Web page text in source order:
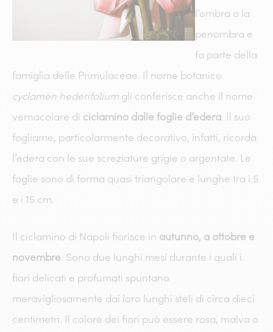
l’ombra o la
penombra e
fa parte della
famiglia delle Primulaceae. Il nome botanico
cyclamen hederifolium gli conferisce anche il nome
vernacolare di ciclamino dalle foglie d’edera. Il suo
fogliame, particolarmente decorativo, infatti, ricorda
l’edera con le sue screziature grigie o argentate. Le
foglie sono di forma quasi triangolare e lunghe tra i 5
e i 15 cm.
Il ciclamino di Napoli fiorisce in autunno, a ottobre e
novembre. Sono due lunghi mesi durante i quali i
fiori delicati e profumati spuntano
meravigliosamente dai loro lunghi steli di circa dieci
centimetri. Il colore dei fiori può essere rosa, malva o